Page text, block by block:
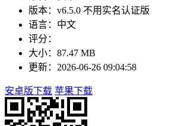
版本：v6.5.0 不用实名认证版
语言：中文
评分：
大小：87.47 MB
更新：2026-06-26 09:04:58
安卓版下载 苹果下载